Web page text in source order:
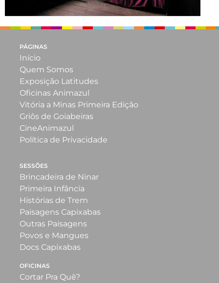
PÁGINAS
Início
Quem Somos
Exposição Latitudes
Oficinas Animazul
Vitória a Minas Primeira Edição
Griôs de Goiabeiras
CineAnimazul
Política de Privacidade
SESSÕES
Brincadeira de Ninar
Primeira Infância
Histórias de Trem
Paisagens Capixabas
Outras Paisagens
Povos e Mangues
Docs Capixabas
OFICINAS
Cortar Pra Quê?